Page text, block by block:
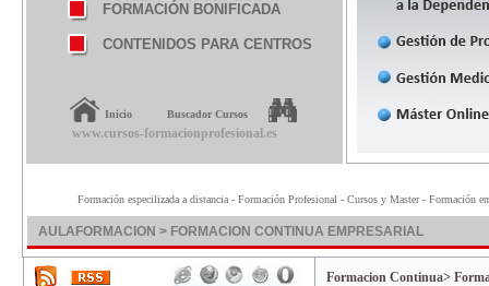
FORMACIÓN BONIFICADA
CONTENIDOS PARA CENTROS
Inicio Buscador Cursos
www.cursos-formacionprofesional.es
Formación especilizada a distancia - Formación Profesional - Cursos y Master - Formación
AULAFORMACION > FORMACION CONTINUA EMPRESARIAL
Formacion Continua>